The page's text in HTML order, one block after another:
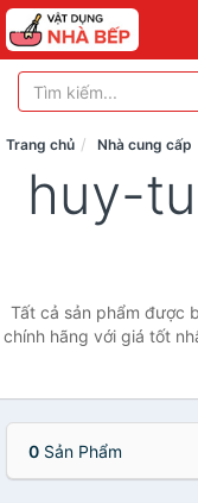
Trang chủ Nhà cung cấp
huy-
Tất cả sản phẩm được
chính hãng với giá tốt
0 Sản Phẩm